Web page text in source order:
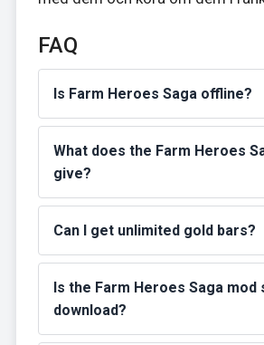
FAQ
Is Farm Heroes Saga offline?
What does the Farm Heroes
give?
Can I get unlimited gold bars?
Is the Farm Heroes Saga mod
download?